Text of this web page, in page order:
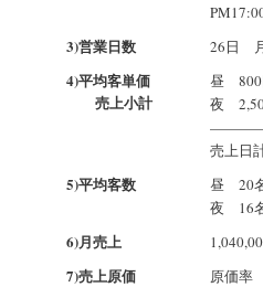
3)営業日数 26日
4)平均客単価
売上小計
昼
夜
売上日
5)平均客数
昼 20
夜 16
6)月売上
7)売上原価
原価率